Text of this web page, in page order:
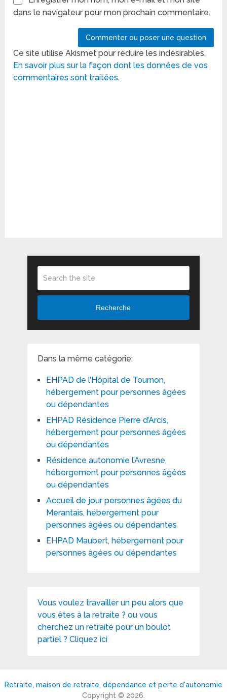
dans le navigateur pour mon prochain commentaire.
Ce site utilise Akismet pour réduire les indésirables.
En savoir plus sur la façon dont les données de vos
commentaires sont traitées.
Recherche
Dans la même catégorie:
EHPAD de l’Hôpital de Tournon,
hébergement pour personnes âgées
ou dépendantes
EHPAD Résidence Pierre d’Arcis,
hébergement pour personnes âgées
ou dépendantes
Résidence autonomie l’Avresne,
hébergement pour personnes âgées
ou dépendantes
Accueil de jour personnes âgées du
Merantais, hébergement pour
personnes âgées ou dépendantes
EHPAD Maubert, hébergement pour
personnes âgées ou dépendantes
Vous voulez travailler un peu alors que
vous êtes à la retraite ? ou vous
cherchez un retraité pour un boulot
partiel ? Cliquez ici
Retraite, maison de retraite, dépendance et perte d'autonomie
Copyright © 2026.